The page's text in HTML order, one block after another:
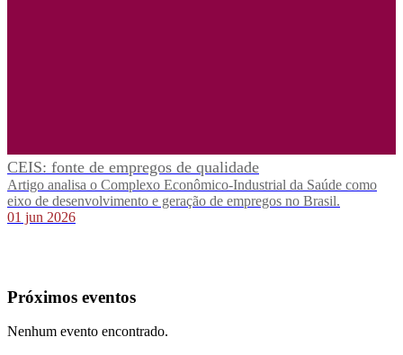
CEIS: fonte de empregos de qualidade
Artigo analisa o Complexo Econômico-Industrial da Saúde como
eixo de desenvolvimento e geração de empregos no Brasil.
01 jun 2026
Próximos eventos
Nenhum evento encontrado.